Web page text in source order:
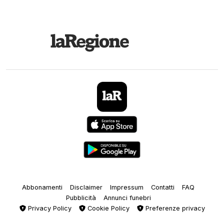
Abbonamenti Disclaimer Impressum Contatti
FAQ
Pubblicità
Annunci funebri
Privacy Policy
Cookie Policy Preferenze privacy